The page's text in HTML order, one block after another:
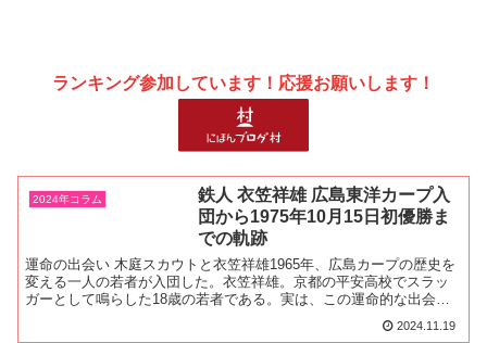
ランキング参加しています！応援お願いします！
2024年コラム
鉄人 衣笠祥雄 広島東洋カープ入
団から1975年10月15日初優勝ま
での軌跡
運命の出会い 木庭スカウトと衣笠祥雄1965年、広島カープの歴史を
変える一人の若者が入団した。衣笠祥雄。京都の平安高校でスラッ
ガーとして鳴らした18歳の若者である。実は、この運命的な出会い
には、カープの名物スカウトとして知られる木庭教の慧眼...
2024.11.19